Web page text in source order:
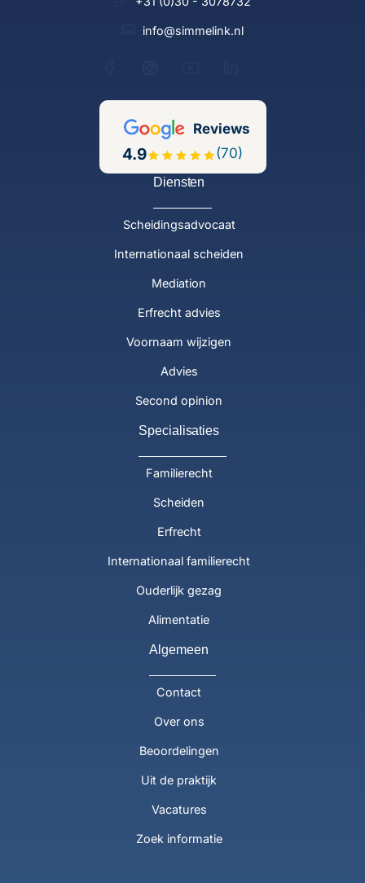
info@simmelink.nl
Reviews
4.9 (70)
Diensten
Scheidingsadvocaat
Internationaal scheiden
Mediation
Erfrecht advies
Voornaam wijzigen
Advies
Second opinion
Specialisaties
Familierecht
Scheiden
Erfrecht
Internationaal familierecht
Ouderlijk gezag
Alimentatie
Algemeen
Contact
Over ons
Beoordelingen
Uit de praktijk
Vacatures
Zoek informatie